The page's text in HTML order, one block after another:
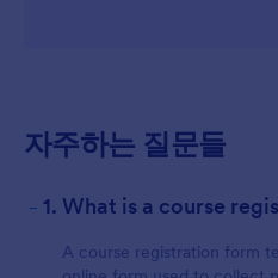
자주하는 질문들
- 1. What is a course
A course registration form